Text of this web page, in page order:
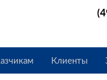
Клиенты